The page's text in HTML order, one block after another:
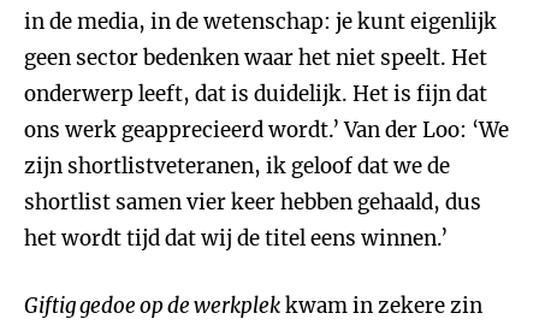
in de media, in de wetenschap: je kunt eigenlijk
geen sector bedenken waar het niet speelt. Het
onderwerp leeft, dat is duidelijk. Het is fijn dat
ons werk geapprecieerd wordt.’ Van der Loo: ‘We
zijn shortlistveteranen, ik geloof dat we de
shortlist samen vier keer hebben gehaald, dus
het wordt tijd dat wij de titel eens winnen.’
Giftig gedoe op de werkplekkwam in zekere zin